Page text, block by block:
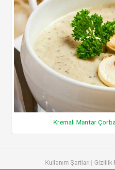
Kremalı Mantar
Kullanım Şartları | Gizlilik